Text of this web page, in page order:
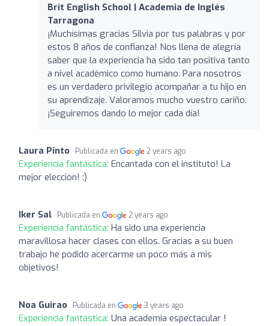
Brit English School | Academia de Inglés
Tarragona
¡Muchísimas gracias Silvia por tus palabras y por
estos 8 años de confianza! Nos llena de alegría
saber que la experiencia ha sido tan positiva tanto
a nivel académico como humano. Para nosotros
es un verdadero privilegio acompañar a tu hijo en
su aprendizaje. Valoramos mucho vuestro cariño.
¡Seguiremos dando lo mejor cada día!
Laura Pinto Publicada en 2 years ago
Experiencia fantástica: Encantada con el instituto! La
mejor elección! :)
Iker Sal Publicada en 2 years ago
Experiencia fantástica: Ha sido una experiencia
maravillosa hacer clases con ellos. Gracias a su buen
trabajo he podido acercarme un poco más a mis
objetivos!
Noa Guirao Publicada en 3 years ago
Experiencia fantástica: Una academia espectacular !